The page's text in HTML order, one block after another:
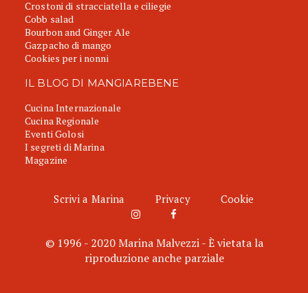
Crostoni di stracciatella e ciliegie
Cobb salad
Bourbon and Ginger Ale
Gazpacho di mango
Cookies per i nonni
IL BLOG DI MANGIAREBENE
Cucina Internazionale
Cucina Regionale
Eventi Golosi
I segreti di Marina
Magazine
Scrivi a Marina Privacy Cookie
© 1996 - 2020 Marina Malvezzi - È vietata la
riproduzione anche parziale